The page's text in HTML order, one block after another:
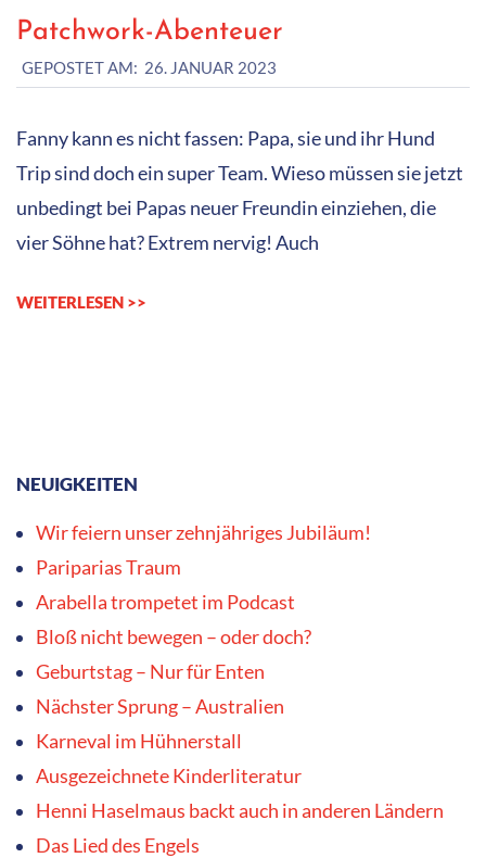
Patchwork-Abenteuer
2023-
26
GEPOSTET AM: 26. JANUAR 2023
Fanny kann es nicht fassen: Papa, sie und ihr Hund
Trip sind doch ein super Team. Wieso müssen sie jetzt
unbedingt bei Papas neuer Freundin einziehen, die
vier Söhne hat? Extrem nervig! Auch
WEITERLESEN >>
NEUIGKEITEN
Wir feiern unser zehnjähriges Jubiläum!
Pariparias Traum
Arabella trompetet im Podcast
Bloß nicht bewegen – oder doch?
Geburtstag – Nur für Enten
Nächster Sprung – Australien
Karneval im Hühnerstall
Ausgezeichnete Kinderliteratur
Henni Haselmaus backt auch in anderen Ländern
Das Lied des Engels